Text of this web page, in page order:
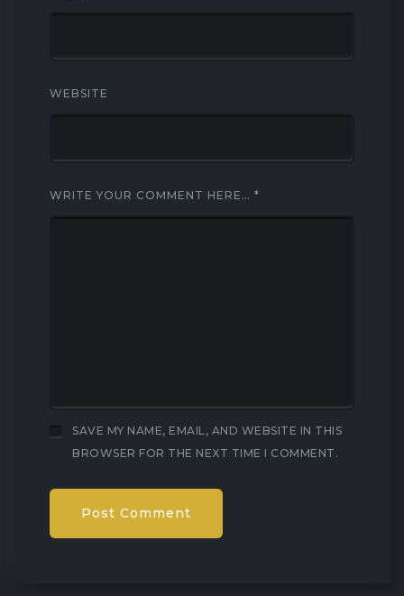
WEBSITE
WRITE YOUR COMMENT HERE… *
SAVE MY NAME, EMAIL, AND WEBSITE IN THIS
BROWSER FOR THE NEXT TIME I COMMENT.